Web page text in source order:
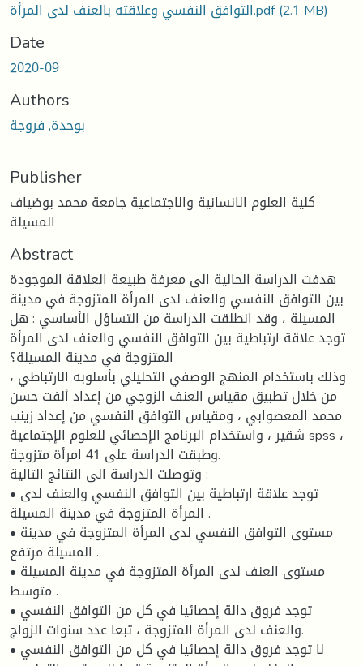
التوافق النفسي وعلاقته بالعنف لدى المرأة.pdf(2.1 MB)
Date
2020-09
Authors
بوحدة, فروجة
Publisher
كلية العلوم الانسانية والاجتماعية جامعة محمد بوضياف
المسيلة
Abstract
هدفت الدراسة الحالية الى معرفة طبيعة العلاقة الموجودة
بين التوافق النفسي والعنف لدى المرأة المتزوجة في مدينة
المسيلة ، وقد انطلقت الدراسة من التساؤل الأساسي : هل
توجد علاقة ارتباطية بين التوافق النفسي والعنف لدى المرأة
المتزوجة في مدينة المسيلة؟
وذلك باستخدام المنهج الوصفي التحليلي بأسلوبه الارتباطي ،
من خلال تطبيق مقياس العنف الزوجي من إعداد ألفت حسن
محمد المعصوابي ، ومقياس التوافق النفسي من إعداد زينب
شقير ، واستخدام البرنامج الإحصائي للعلوم الإجتماعية spss ،
وطبقت الدراسة على 41 امرأة متزوجة.
وتوصلت الدراسة الى النتائج التالية :
• توجد علاقة ارتباطية بين التوافق النفسي والعنف لدى
المرأة المتزوجة في مدينة المسيلة .
• مستوى التوافق النفسي لدى المرأة المتزوجة في مدينة
المسيلة مرتفع .
• مستوى العنف لدى المرأة المتزوجة في مدينة المسيلة
متوسط .
• توجد فروق دالة إحصائيا في كل من التوافق النفسي
والعنف لدى المرأة المتزوجة ، تبعا عدد سنوات الزواج.
• لا توجد فروق دالة إحصائيا في كل من التوافق النفسي